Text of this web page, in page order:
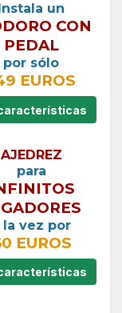
Instala un
CON
PEDAL
por sólo
EUROS
AJEDREZ
para
la vez por
EUROS